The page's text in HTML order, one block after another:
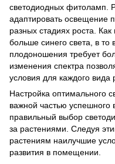
светодиодных фитоламп.
адаптировать освещение
разных стадиях роста.
больше синего света, в то
плодоношения требует
изменения спектра
условия для каждого вида
Настройка оптимального
важной частью успешного
правильный выбор
за растениями. Следуя
растениям наилучшие
развития в помещении.